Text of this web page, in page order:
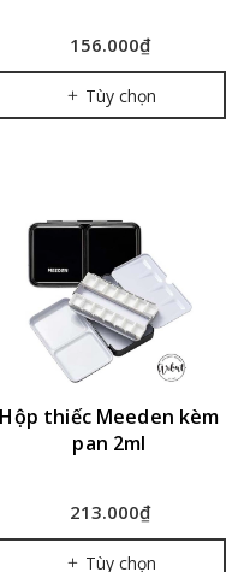
156.000₫
Tùy chọn
Hộp thiếc Meeden kèm
pan 2ml
213.000₫
Tùy chọn